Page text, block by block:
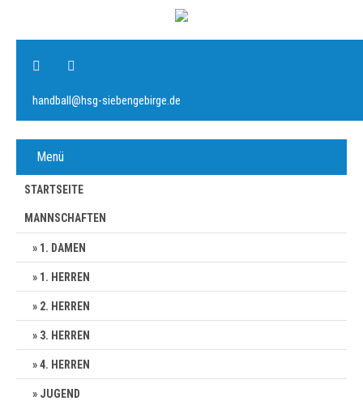
handball@hsg-siebengebirge.de
Menü
STARTSEITE
MANNSCHAFTEN
1. DAMEN
1. HERREN
2. HERREN
3. HERREN
4. HERREN
JUGEND